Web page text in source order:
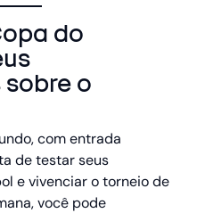
do
o
com entrada
de testar seus
e vivenciar o torneio de
você pode